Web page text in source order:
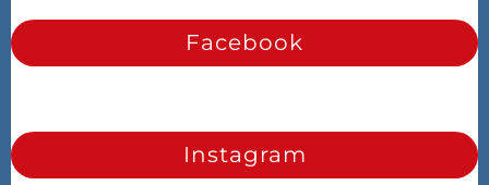
Facebook
Instagram